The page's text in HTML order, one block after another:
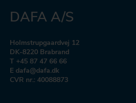
DAFA A/S
Holmstrupgaardvej 12
DK-8220 Brabrand
T +45 87 47 66 66
E dafa@dafa.dk
CVR nr.: 40088873